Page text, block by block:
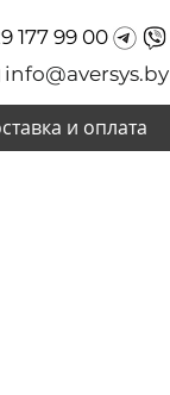
177 99 00
info@aversys.by
и оплата